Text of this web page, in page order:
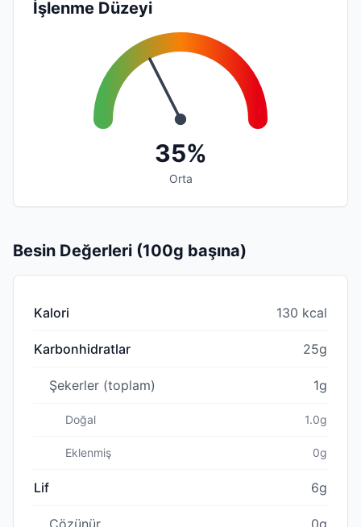
İşlenme Düzeyi
35%
Orta
Besin Değerleri (100g başına)
Kalori 130 kcal
Karbonhidratlar 25g
Şekerler (toplam) 1g
Doğal 1.0g
Eklenmiş 0g
Lif 6g
Çözünür 0g